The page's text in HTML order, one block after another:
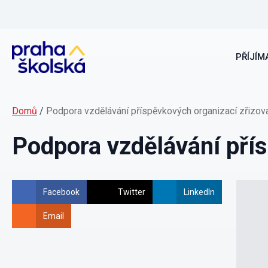
Domů / Podpora vzdělávání příspěvkových organizací
Podpora vzdělávání
Facebook Twitter LinkedIn
Email